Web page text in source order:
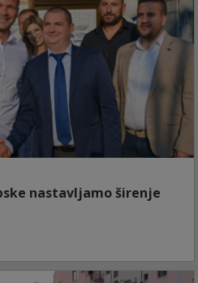
nastavljamo širenje